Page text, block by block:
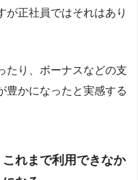
が正社員ではそれはあり
たり、ボーナスなどの支
豊かになったと実感する
れまで利用できなか